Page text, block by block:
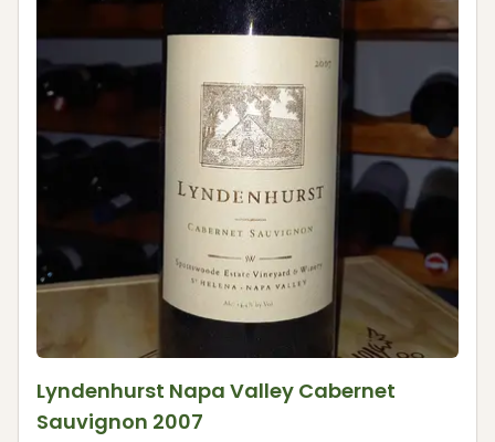
Lyndenhurst Napa Valley Cabernet
Sauvignon 2007